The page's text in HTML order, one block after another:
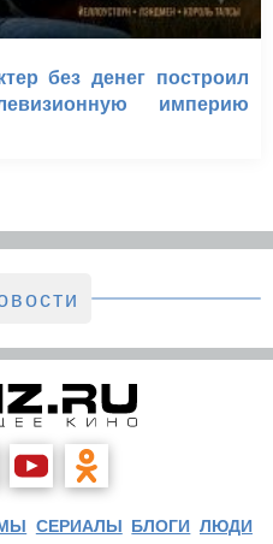
без денег построил
империю
СЕРИАЛЫ БЛОГИ ЛЮДИ